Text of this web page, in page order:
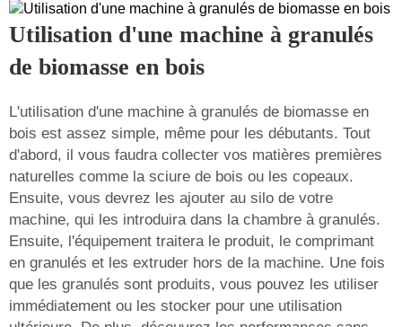
Utilisation d'une machine à granulés
de biomasse en bois
L'utilisation d'une machine à granulés de biomasse en
bois est assez simple, même pour les débutants. Tout
d'abord, il vous faudra collecter vos matières premières
naturelles comme la sciure de bois ou les copeaux.
Ensuite, vous devrez les ajouter au silo de votre
machine, qui les introduira dans la chambre à granulés.
Ensuite, l'équipement traitera le produit, le comprimant
en granulés et les extruder hors de la machine. Une fois
que les granulés sont produits, vous pouvez les utiliser
immédiatement ou les stocker pour une utilisation